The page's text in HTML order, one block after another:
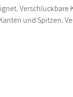
und Spitzen.